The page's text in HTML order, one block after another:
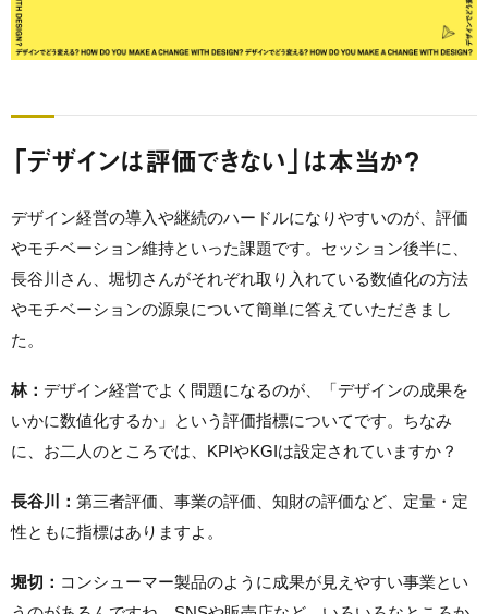
「デザインは評価できない」は本当か？
デザイン経営の導入や継続のハードルになりやすいのが、評価
やモチベーション維持といった課題です。セッション後半に、
長谷川さん、堀切さんがそれぞれ取り入れている数値化の方法
やモチベーションの源泉について簡単に答えていただきまし
た。
林： デザイン経営でよく問題になるのが、「デザインの成果を
いかに数値化するか」という評価指標についてです。ちなみ
に、お二人のところでは、KPIやKGIは設定されていますか？
長谷川： 第三者評価、事業の評価、知財の評価など、定量・定
性ともに指標はありますよ。
堀切： コンシューマー製品のように成果が見えやすい事業とい